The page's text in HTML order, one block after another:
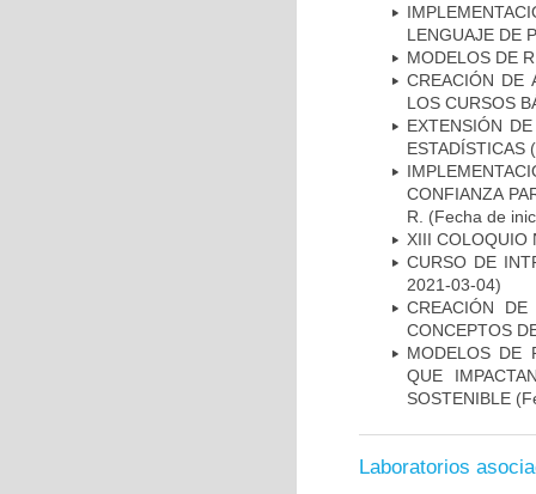
LENGUAJE DE
MODELOS DE
CREACIÓN DE
LOS CURSOS
EXTENSIÓN
ESTADÍSTICAS
CONFIANZA
R.
(Fecha de
XIII COLOQUIO
CURSO DE
2021-03-04)
CREACIÓN DE
CONCEPTOS
MODELOS DE
QUE
SOSTENIBLE
Laboratorios